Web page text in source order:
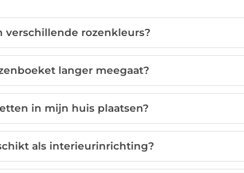
verschillende rozenkleurs?
langer meegaat?
in mijn huis plaatsen?
als interieurinrichting?